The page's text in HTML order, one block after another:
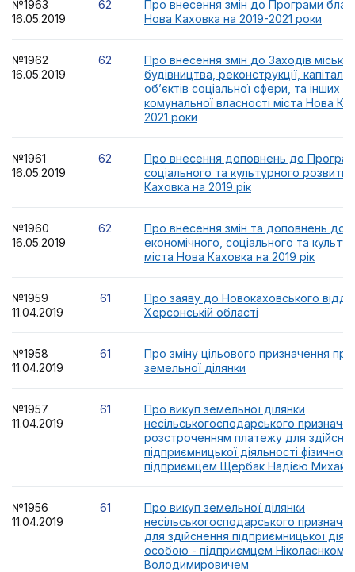
№1963
16.05.2019
62
Про внесення змін до Програми
Нова Каховка на 2019-2021 роки
№1962
16.05.2019
62
Про внесення змін до Заходів
будівництва, реконструкції,
об’єктів соціальної сфери, та інших
комунальної власності міста Нова
2021 роки
№1961
16.05.2019
62
Про внесення доповнень до
соціального та культурного
Каховка на 2019 рік
№1960
16.05.2019
62
Про внесення змін та доповнень до
економічного, соціального та
міста Нова Каховка на 2019 рік
№1959
11.04.2019
61
Про заяву до Новокаховського
Херсонській області
№1958
11.04.2019
61
Про зміну цільового призначення
земельної ділянки
№1957
11.04.2019
61
Про викуп земельної ділянки
несільськогосподарського
розстроченням платежу для
підприємницької діяльності
підприємцем Щербак Надією
№1956
11.04.2019
61
Про викуп земельної ділянки
несільськогосподарського
для здійснення підприємницької
особою - підприємцем Ніколаєнком
Володимировичем